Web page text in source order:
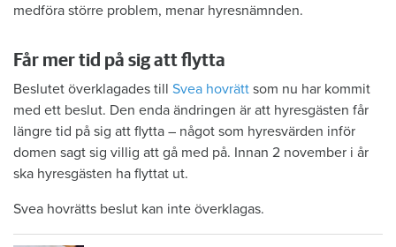
medföra större problem, menar hyresnämnden.
Får mer tid på sig att flytta
Beslutet överklagades till Svea hovrätt som nu har kommit
med ett beslut. Den enda ändringen är att hyresgästen får
längre tid på sig att flytta – något som hyresvärden inför
domen sagt sig villig att gå med på. Innan 2 november i år
ska hyresgästen ha flyttat ut.
Svea hovrätts beslut kan inte överklagas.